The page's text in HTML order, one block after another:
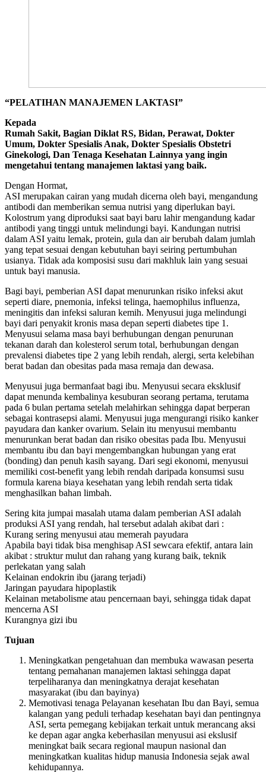
“PELATIHAN MANAJEMEN LAKTASI”
Kepada
Rumah Sakit, Bagian Diklat RS, Bidan, Perawat, Dokter
Umum, Dokter Spesialis Anak, Dokter Spesialis Obstetri
Ginekologi, Dan Tenaga Kesehatan Lainnya yang ingin
mengetahui tentang manajemen laktasi yang baik.
Dengan Hormat,
ASI merupakan cairan yang mudah dicerna oleh bayi, mengandung
antibodi dan memberikan semua nutrisi yang diperlukan bayi.
Kolostrum yang diproduksi saat bayi baru lahir mengandung kadar
antibodi yang tinggi untuk melindungi bayi. Kandungan nutrisi
dalam ASI yaitu lemak, protein, gula dan air berubah dalam jumlah
yang tepat sesuai dengan kebutuhan bayi seiring pertumbuhan
usianya. Tidak ada komposisi susu dari makhluk lain yang sesuai
untuk bayi manusia.
Bagi bayi, pemberian ASI dapat menurunkan risiko infeksi akut
seperti diare, pnemonia, infeksi telinga, haemophilus influenza,
meningitis dan infeksi saluran kemih. Menyusui juga melindungi
bayi dari penyakit kronis masa depan seperti diabetes tipe 1.
Menyusui selama masa bayi berhubungan dengan penurunan
tekanan darah dan kolesterol serum total, berhubungan dengan
prevalensi diabetes tipe 2 yang lebih rendah, alergi, serta kelebihan
berat badan dan obesitas pada masa remaja dan dewasa.
Menyusui juga bermanfaat bagi ibu. Menyusui secara eksklusif
dapat menunda kembalinya kesuburan seorang pertama, terutama
pada 6 bulan pertama setelah melahirkan sehingga dapat berperan
sebagai kontrasepsi alami. Menyusui juga mengurangi risiko kanker
payudara dan kanker ovarium. Selain itu menyusui membantu
menurunkan berat badan dan risiko obesitas pada Ibu. Menyusui
membantu ibu dan bayi mengembangkan hubungan yang erat
(bonding) dan penuh kasih sayang. Dari segi ekonomi, menyusui
memiliki cost-benefit yang lebih rendah daripada konsumsi susu
formula karena biaya kesehatan yang lebih rendah serta tidak
menghasilkan bahan limbah.
Sering kita jumpai masalah utama dalam pemberian ASI adalah
produksi ASI yang rendah, hal tersebut adalah akibat dari :
Kurang sering menyusui atau memerah payudara
Apabila bayi tidak bisa menghisap ASI sewcara efektif, antara lain
akibat : struktur mulut dan rahang yang kurang baik, teknik
perlekatan yang salah
Kelainan endokrin ibu (jarang terjadi)
Jaringan payudara hipoplastik
Kelainan metabolisme atau pencernaan bayi, sehingga tidak dapat
mencerna ASI
Kurangnya gizi ibu
Tujuan
Meningkatkan pengetahuan dan membuka wawasan peserta
tentang pemahanan manajemen laktasi sehingga dapat
terpeliharanya dan meningkatnya derajat kesehatan
masyarakat (ibu dan bayinya)
Memotivasi tenaga Pelayanan kesehatan Ibu dan Bayi, semua
kalangan yang peduli terhadap kesehatan bayi dan pentingnya
ASI, serta pemegang kebijakan terkait untuk merancang aksi
ke depan agar angka keberhasilan menyusui asi ekslusif
meningkat baik secara regional maupun nasional dan
meningkatkan kualitas hidup manusia Indonesia sejak awal
kehidupannya.